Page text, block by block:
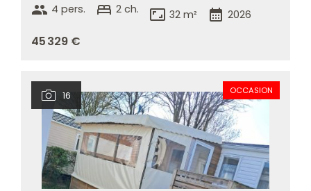
group 4 pers. bed 2 ch. aspect_ratio 32 m² calendar_month 2026
45 329 €
16 OCCASION